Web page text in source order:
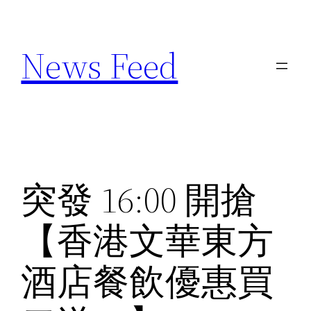
content
News Feed
突發 16:00 開搶
【香港文華東方
酒店餐飲優惠買